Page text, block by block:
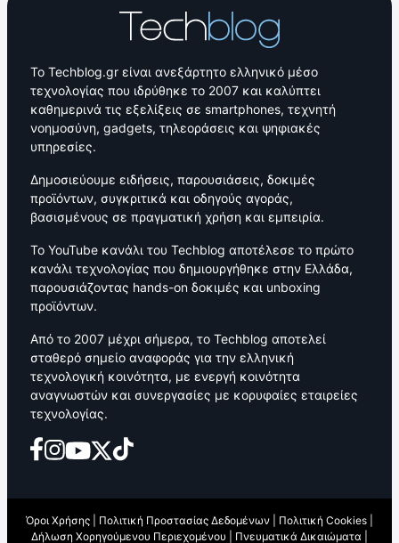
Το Techblog.gr είναι ανεξάρτητο ελληνικό μέσο
τεχνολογίας που ιδρύθηκε το 2007 και καλύπτει
καθημερινά τις εξελίξεις σε smartphones, τεχνητή
νοημοσύνη, gadgets, τηλεοράσεις και ψηφιακές
υπηρεσίες.
Δημοσιεύουμε ειδήσεις, παρουσιάσεις, δοκιμές
προϊόντων, συγκριτικά και οδηγούς αγοράς,
βασισμένους σε πραγματική χρήση και εμπειρία.
Το YouTube κανάλι του Techblog αποτέλεσε το πρώτο
κανάλι τεχνολογίας που δημιουργήθηκε στην Ελλάδα,
παρουσιάζοντας hands-on δοκιμές και unboxing
προϊόντων.
Από το 2007 μέχρι σήμερα, το Techblog αποτελεί
σταθερό σημείο αναφοράς για την ελληνική
τεχνολογική κοινότητα, με ενεργή κοινότητα
αναγνωστών και συνεργασίες με κορυφαίες εταιρείες
τεχνολογίας.
Όροι Χρήσης Πολιτική Προστασίας Δεδομένων Πολιτική Cookies
Δήλωση Χορηγούμενου Περιεχομένου
Πνευματικά Δικαιώματα